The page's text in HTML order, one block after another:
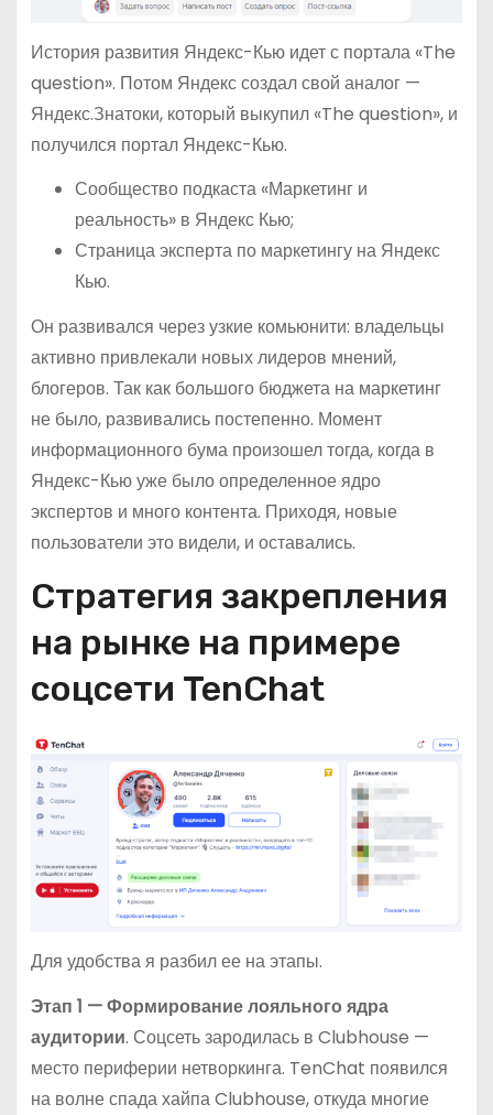
История развития Яндекс-Кью идет с портала «The
question». Потом Яндекс создал свой аналог —
Яндекс.Знатоки, который выкупил «The question», и
получился портал Яндекс-Кью.
Сообщество подкаста «Маркетинг и
реальность» в Яндекс Кью;
Страница эксперта по маркетингу на Яндекс
Кью.
Он развивался через узкие комьюнити: владельцы
активно привлекали новых лидеров мнений,
блогеров. Так как большого бюджета на маркетинг
не было, развивались постепенно. Момент
информационного бума произошел тогда, когда в
Яндекс-Кью уже было определенное ядро
экспертов и много контента. Приходя, новые
пользователи это видели, и оставались.
Стратегия закрепления
на рынке на примере
соцсети TenChat
Для удобства я разбил ее на этапы.
Этап 1 — Формирование лояльного ядра
аудитории. Соцсеть зародилась в Clubhouse —
место периферии нетворкинга. TenChat появился
на волне спада хайпа Clubhouse, откуда многие